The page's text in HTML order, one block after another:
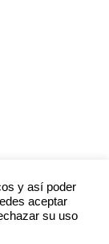
y así poder
aceptar
su uso